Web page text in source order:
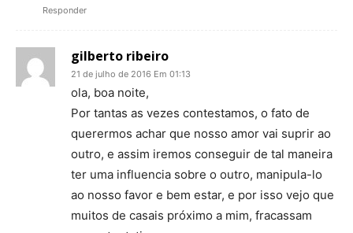
Responder
gilberto ribeiro
21 de julho de 2016 Em 01:13
ola, boa noite,
Por tantas as vezes contestamos, o fato de
querermos achar que nosso amor vai suprir ao
outro, e assim iremos conseguir de tal maneira
ter uma influencia sobre o outro, manipula-lo
ao nosso favor e bem estar, e por isso vejo que
muitos de casais próximo a mim, fracassam